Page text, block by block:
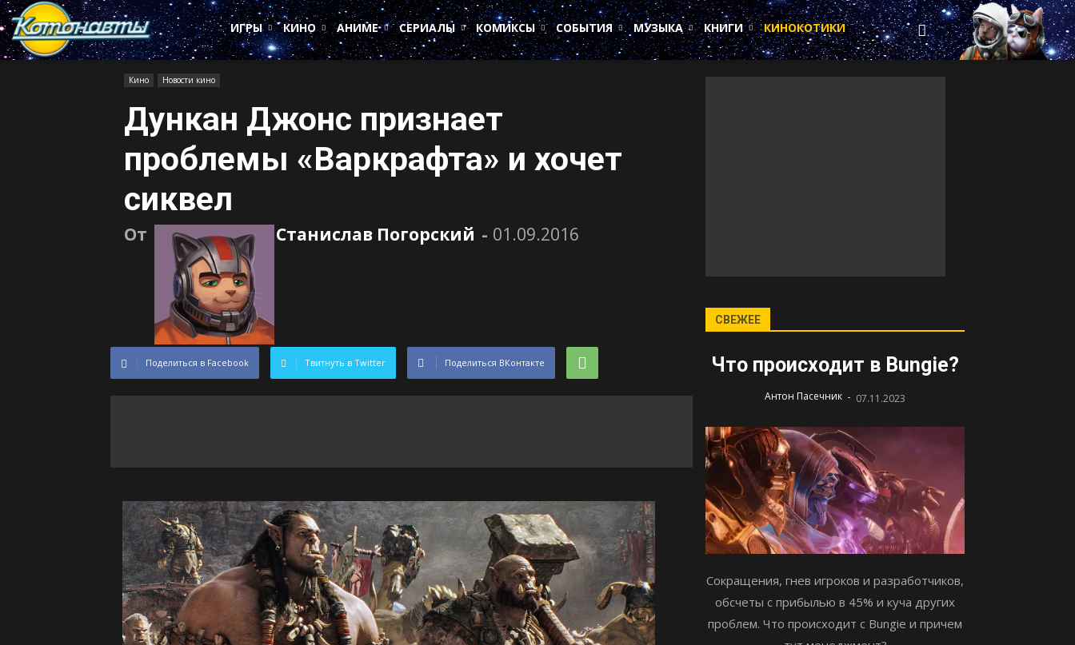
Котонавты
ИГРЫ
КИНО АНИМЕ СЕРИАЛЫ КОМИКСЫ СОБЫТИЯ МУЗЫКА КНИГИ КИНОКОТИКИ
Кино Новости кино
Дункан Джонс признает
проблемы «Варкрафта» и хочет
сиквел
От Станислав Погорский - 01.09.2016
Поделиться в Facebook Твитнуть в Twitter Поделиться ВКонтакте
СВЕЖЕЕ
Что происходит в Bungie?
Антон Пасечник - 07.11.2023
Сокращения, гнев игроков и разработчиков,
обсчеты с прибылью в 45% и куча других
проблем. Что происходит с Bungie и причем